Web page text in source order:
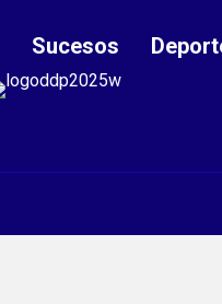
Sucesos